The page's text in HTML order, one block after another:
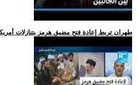
.. طهران تربط إعادة فتح مضيق هرمز بتنازلات